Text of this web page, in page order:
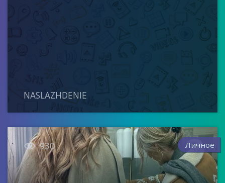
NASLAZHDENIE
 930 Личное